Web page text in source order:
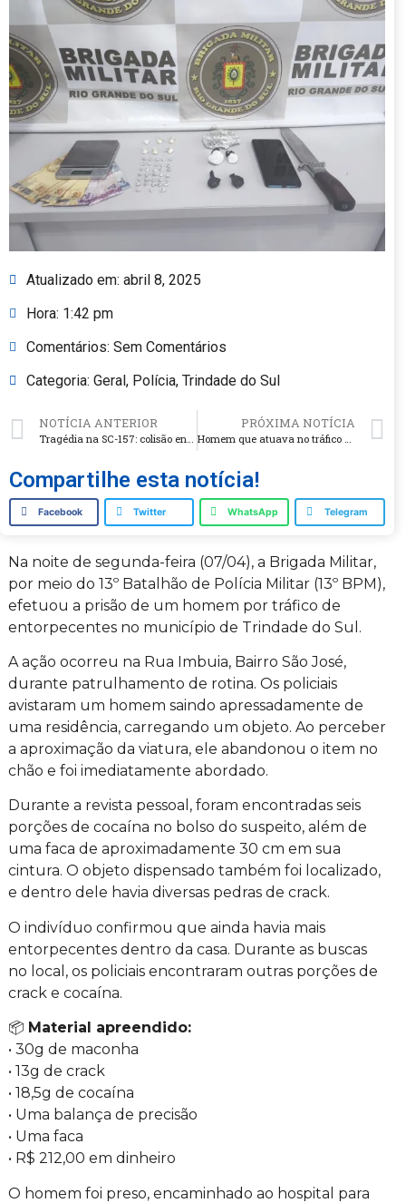
Atualizado em: abril 8, 2025
Hora: 1:42 pm
Comentários: Sem Comentários
Categoria: Geral , Polícia, Trindade do Sul
NOTÍCIA ANTERIOR
Tragédia na SC-157: colisão entre moto BMW e Palio mata homem de 52 anos
PRÓXIMA NOTÍCIA
Homem que atuava no tráfico de drogas em cidade gaúcha é preso em Chapecó
Compartilhe esta notícia!
Facebook Twitter WhatsApp Telegram
Na noite de segunda-feira (07/04), a Brigada Militar,
por meio do 13º Batalhão de Polícia Militar (13º BPM),
efetuou a prisão de um homem por tráfico de
entorpecentes no município de Trindade do Sul.
A ação ocorreu na Rua Imbuia, Bairro São José,
durante patrulhamento de rotina. Os policiais
avistaram um homem saindo apressadamente de
uma residência, carregando um objeto. Ao perceber
a aproximação da viatura, ele abandonou o item no
chão e foi imediatamente abordado.
Durante a revista pessoal, foram encontradas seis
porções de cocaína no bolso do suspeito, além de
uma faca de aproximadamente 30 cm em sua
cintura. O objeto dispensado também foi localizado,
e dentro dele havia diversas pedras de crack.
O indivíduo confirmou que ainda havia mais
entorpecentes dentro da casa. Durante as buscas
no local, os policiais encontraram outras porções de
crack e cocaína.
📦 Material apreendido:
• 30g de maconha
• 13g de crack
• 18,5g de cocaína
• Uma balança de precisão
• Uma faca
• R$ 212,00 em dinheiro
O homem foi preso, encaminhado ao hospital para